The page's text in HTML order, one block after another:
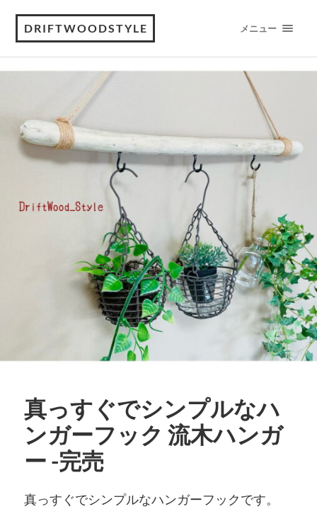
DRIFTWOODSTYLE メニュー
真っすぐでシンプルなハ
ンガーフック 流木ハンガ
ー -完売
真っすぐでシンプルなハンガーフックです。